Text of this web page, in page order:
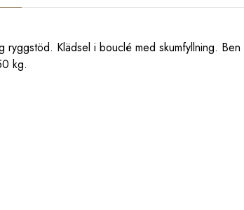
ryggstöd. Klädsel i bouclé med skumfyllning. Ben
kg.